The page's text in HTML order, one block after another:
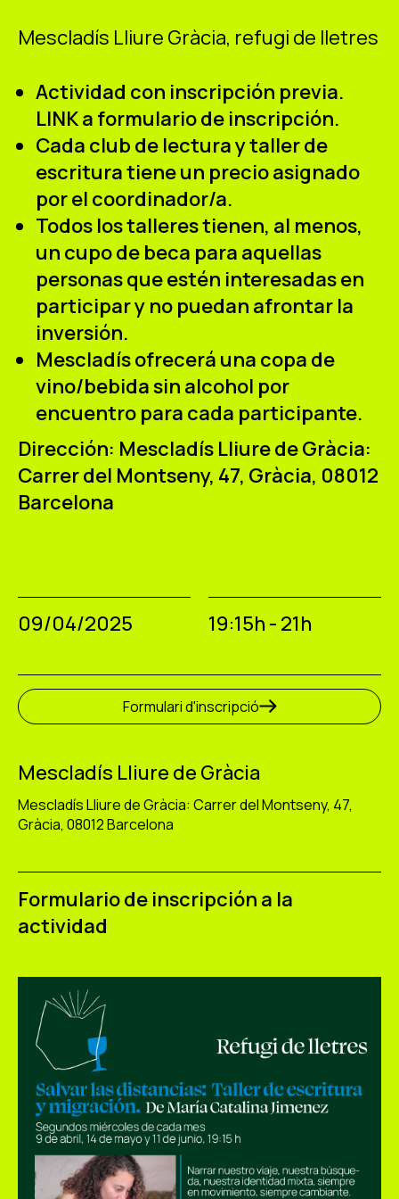
Mescladís Lliure Gràcia, refugi de lletres
Actividad con inscripción previa.
LINKa formulario de inscripción.
Cada club de lectura y taller de
escritura tiene un precio asignado
por el coordinador/a.
Todos los talleres tienen, al menos,
un cupo de beca para aquellas
personas que estén interesadas en
participar y no puedan afrontar la
inversión.
Mescladís ofrecerá una copa de
vino/bebida sin alcohol por
encuentro para cada participante.
Dirección: Mescladís Lliure de Gràcia:
Carrer del Montseny, 47, Gràcia, 08012
Barcelona
09/04/2025 19:15h - 21h
Formulari d'inscripció
Mescladís Lliure de Gràcia
Mescladís Lliure de Gràcia: Carrer del Montseny, 47,
Gràcia, 08012 Barcelona
Formulario de inscripción a la
actividad